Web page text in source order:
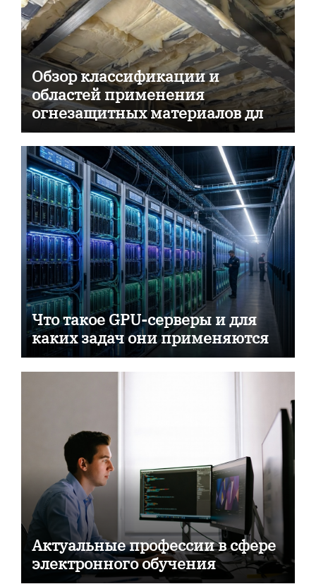
Обзор классификации и
областей применения
огнезащитных материалов для
пассивной противопожарной
защиты
Что такое GPU-серверы и для
каких задач они применяются
Актуальные профессии в сфере
электронного обучения